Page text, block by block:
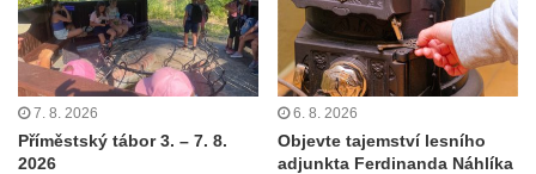
7. 8. 2026
Příměstský tábor 3. – 7. 8.
2026
6. 8. 2026
Objevte tajemství lesního
adjunkta Ferdinanda Náhlíka